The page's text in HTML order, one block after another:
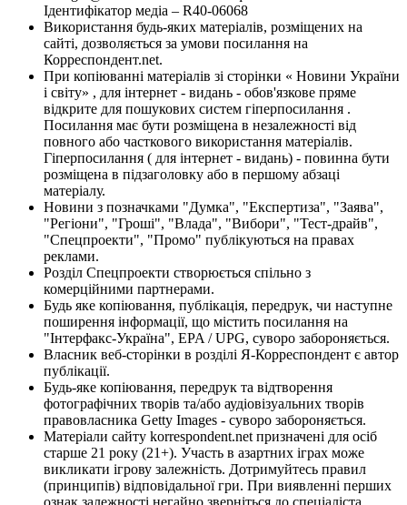
Ідентифікатор медіа – R40-06068
Використання будь-яких матеріалів, розміщених на
сайті, дозволяється за умови посилання на
Корреспондент.net.
При копіюванні матеріалів зі сторінки « Новини України
і світу» , для інтернет - видань - обов'язкове пряме
відкрите для пошукових систем гіперпосилання .
Посилання має бути розміщена в незалежності від
повного або часткового використання матеріалів.
Гіперпосилання ( для інтернет - видань) - повинна бути
розміщена в підзаголовку або в першому абзаці
матеріалу.
Новини з позначками "Думка", "Експертиза", "Заява",
"Регіони", "Гроші", "Влада", "Вибори", "Тест-драйв",
"Спецпроекти", "Промо" публікуються на правах
реклами.
Розділ Спецпроекти створюється спільно з
комерційними партнерами.
Будь яке копіювання, публікація, передрук, чи наступне
поширення інформації, що містить посилання на
"Інтерфакс-Україна", EPA / UPG, суворо забороняється.
Власник веб-сторінки в розділі Я-Корреспондент є автор
публікації.
Будь-яке копіювання, передрук та відтворення
фотографічних творів та/або аудіовізуальних творів
правовласника Getty Images - суворо забороняється.
Матеріали сайту korrespondent.net призначені для осіб
старше 21 року (21+). Участь в азартних іграх може
викликати ігрову залежність. Дотримуйтесь правил
(принципів) відповідальної гри. При виявленні перших
ознак залежності негайно зверніться до спеціаліста.